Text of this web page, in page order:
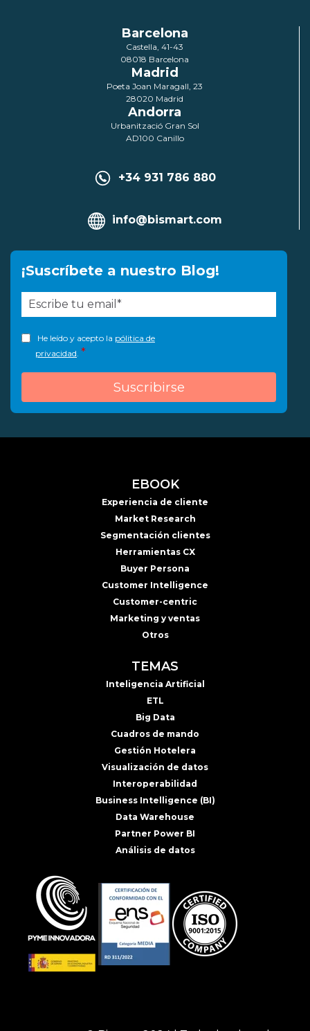
Barcelona
Castella, 41-43
08018 Barcelona
Madrid
Poeta Joan Maragall, 23
28020 Madrid
Andorra
Urbanització Gran Sol
AD100 Canillo
+34 931 786 880
info@bismart.com
¡Suscríbete a nuestro Blog!
He leído y acepto la pólitica de
privacidad *
EBOOK
Experiencia de cliente
Market Research
Segmentación clientes
Herramientas CX
Buyer Persona
Customer Intelligence
Customer-centric
Marketing y ventas
Otros
TEMAS
Inteligencia Artificial
ETL
Big Data
Cuadros de mando
Gestión Hotelera
Visualización de datos
Interoperabilidad
Business Intelligence (BI)
Data Warehouse
Partner Power BI
Análisis de datos